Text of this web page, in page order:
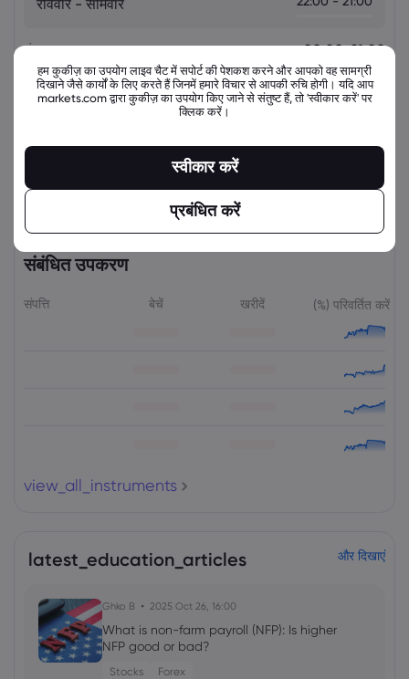
रविवार - सोमवार
मंगवार 00:00-21:00
बुधवार 00:00-21:00
शुक्रवार 00:00-21:00
संबंधित उपकरण
संपत्ति बेचें खरीदें (%) परिवर्तित करें
view_all_instruments
latest_education_articles और दिखाएं
Ghko B 2025 Oct 26, 16:00
What is non-farm payroll (NFP): Is higher
NFP good or bad?
Stocks Forex
हम कुकीज़ का उपयोग लाइव चैट में सपोर्ट की पेशकश करने और आपको वह सामग्री
दिखाने जैसे कार्यों के लिए करते हैं जिनमें हमारे विचार से आपकी रुचि होगी। यदि आप
markets.com द्वारा कुकीज़ का उपयोग किए जाने से संतुष्ट हैं, तो 'स्वीकार करें' पर
क्लिक करें।
स्वीकार करें
प्रबंधित करें